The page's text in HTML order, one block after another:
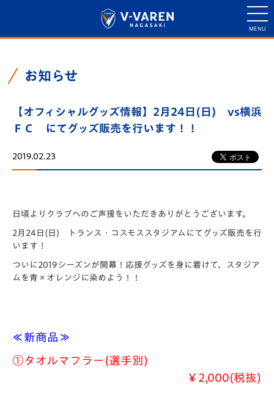
お知らせ
【オフィシャルグッズ情報】2月24日(日) vs横浜
ＦＣ にてグッズ販売を行います！！
2019.02.23
日頃よりクラブへのご声援をいただきありがとうございます。
2月24日(日) トランス・コスモススタジアムにてグッズ販売を行
います！
ついに2019シーズンが開幕！応援グッズを身に着けて、スタジア
ムを青×オレンジに染めよう！！
≪新商品≫
①タオルマフラー(選手別)
￥2,000(税抜)